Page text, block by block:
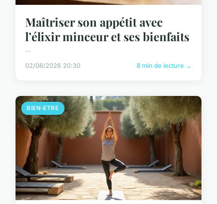
Maîtriser son appétit avec
l’élixir minceur et ses bienfaits
...
02/08/2026 20:30 8 min de lecture →
BIEN-ETRE